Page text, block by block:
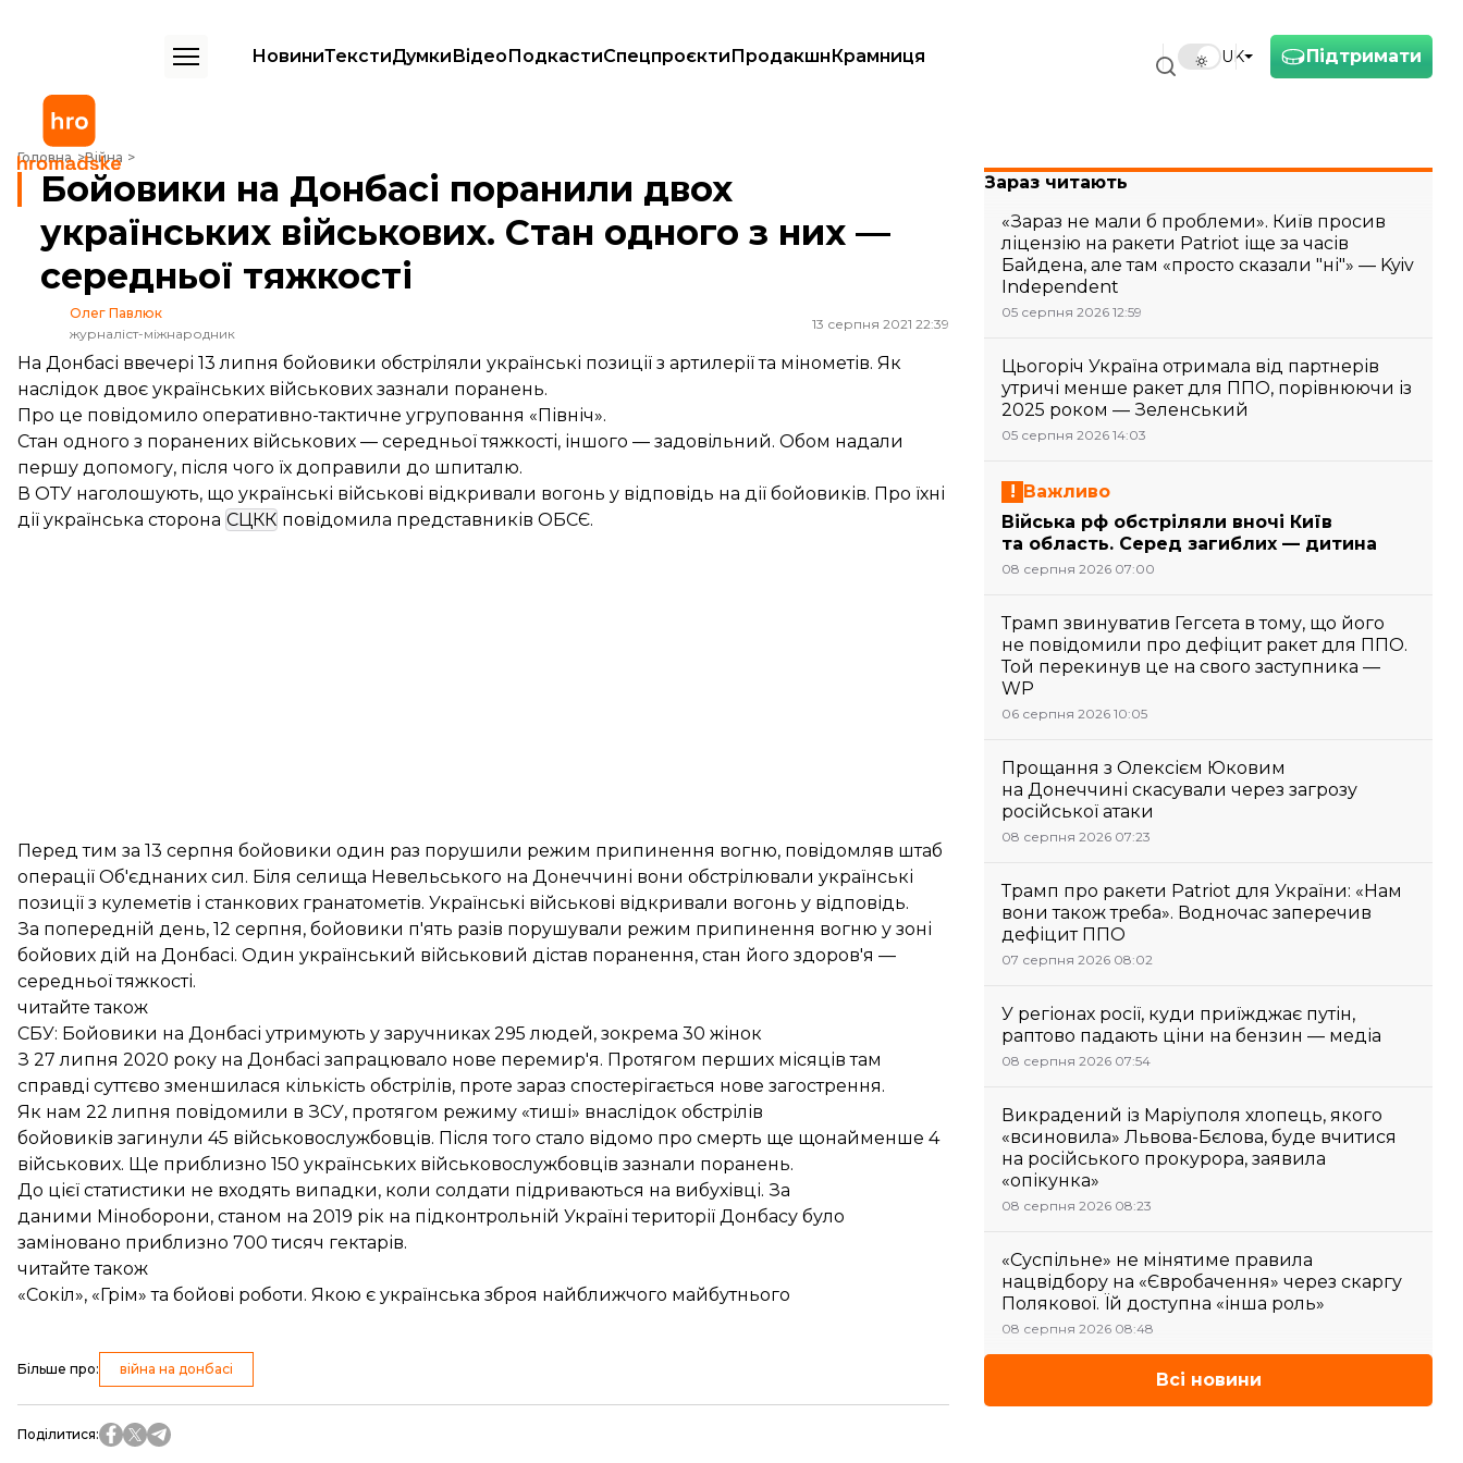
Підтримати
UK
НовиниТекстиДумкиВідеоПодкастиСпецпроєктиПродакшнКрамниця
Головна Війна
Бойовики на Донбасі поранили двох українських військових. Стан одного з них — середньої тяжкості
Бойовики на Донбасі поранили двох
українських військових. Стан одного з них —
середньої тяжкості
Олег Павлюк
журналіст-міжнародник
13 серпня 2021 22:39
На Донбасі ввечері 13 липня бойовики обстріляли українські позиції з артилерії та мінометів. Як
наслідок двоє українських військових зазнали поранень.
Про це повідомило оперативно-тактичне угруповання «Північ».
Стан одного з поранених військових — середньої тяжкості, іншого — задовільний. Обом надали
першу допомогу, після чого їх доправили до шпиталю.
В ОТУ наголошують, що українські військові відкривали вогонь у відповідь на дії бойовиків. Про їхні
дії українська сторона СЦКК повідомила представників ОБСЄ.
Перед тим за 13 серпня бойовики один раз порушили режим припинення вогню, повідомляв штаб
операції Об'єднаних сил. Біля селища Невельського на Донеччині вони обстрілювали українські
позиції з кулеметів і станкових гранатометів. Українські військові відкривали вогонь у відповідь.
За попередній день, 12 серпня, бойовики п'ять разів порушували режим припинення вогню у зоні
бойових дій на Донбасі. Один український військовий дістав поранення, стан його здоров'я —
середньої тяжкості.
читайте також
СБУ: Бойовики на Донбасі утримують у заручниках 295 людей, зокрема 30 жінок
З 27 липня 2020 року на Донбасі запрацювало нове перемир'я. Протягом перших місяців там
справді суттєво зменшилася кількість обстрілів, проте зараз спостерігається нове загострення.
Як нам 22 липня повідомили в ЗСУ, протягом режиму «тиші» внаслідок обстрілів
бойовиків загинули 45 військовослужбовців. Після того стало відомо про смерть ще щонайменше 4
військових. Ще приблизно 150 українських військовослужбовців зазнали поранень.
До цієї статистики не входять випадки, коли солдати підриваються на вибухівці. За
даними Міноборони, станом на 2019 рік на підконтрольній Україні території Донбасу було
заміновано приблизно 700 тисяч гектарів.
читайте також
«Сокіл», «Грім» та бойові роботи. Якою є українська зброя найближчого майбутнього
Більше про: війна на донбасі
Поділитися:
Зараз читають
«Зараз не мали б проблеми». Київ просив
ліцензію на ракети Patriot іще за часів
Байдена, але там «просто сказали "ні"» — Kyiv
Independent
05 серпня 2026 12:59
Цьогоріч Україна отримала від партнерів
утричі менше ракет для ППО, порівнюючи із
2025 роком — Зеленський
05 серпня 2026 14:03
Важливо
Війська рф обстріляли вночі Київ
та область. Серед загиблих — дитина
08 серпня 2026 07:00
Трамп звинуватив Гегсета в тому, що його
не повідомили про дефіцит ракет для ППО.
Той перекинув це на свого заступника —
WP
06 серпня 2026 10:05
Прощання з Олексієм Юковим
на Донеччині скасували через загрозу
російської атаки
08 серпня 2026 07:23
Трамп про ракети Patriot для України: «Нам
вони також треба». Водночас заперечив
дефіцит ППО
07 серпня 2026 08:02
У регіонах росії, куди приїжджає путін,
раптово падають ціни на бензин — медіа
08 серпня 2026 07:54
Викрадений із Маріуполя хлопець, якого
«всиновила» Львова-Бєлова, буде вчитися
на російського прокурора, заявила
«опікунка»
08 серпня 2026 08:23
«Суспільне» не мінятиме правила
нацвідбору на «Євробачення» через скаргу
Полякової. Їй доступна «інша роль»
08 серпня 2026 08:48
Всі новини